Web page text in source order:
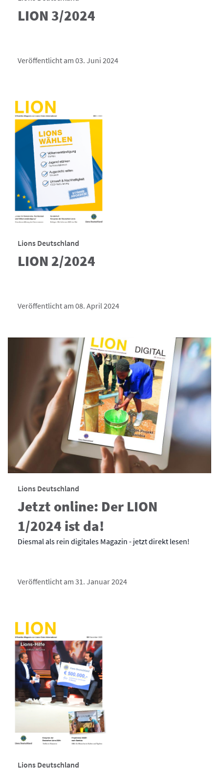
LION 3/2024
Veröffentlicht am 03. Juni 2024
Lions Deutschland
LION 2/2024
Veröffentlicht am 08. April 2024
Lions Deutschland
Jetzt online: Der LION
1/2024 ist da!
Diesmal als rein digitales Magazin - jetzt direkt lesen!
Veröffentlicht am 31. Januar 2024
Lions Deutschland